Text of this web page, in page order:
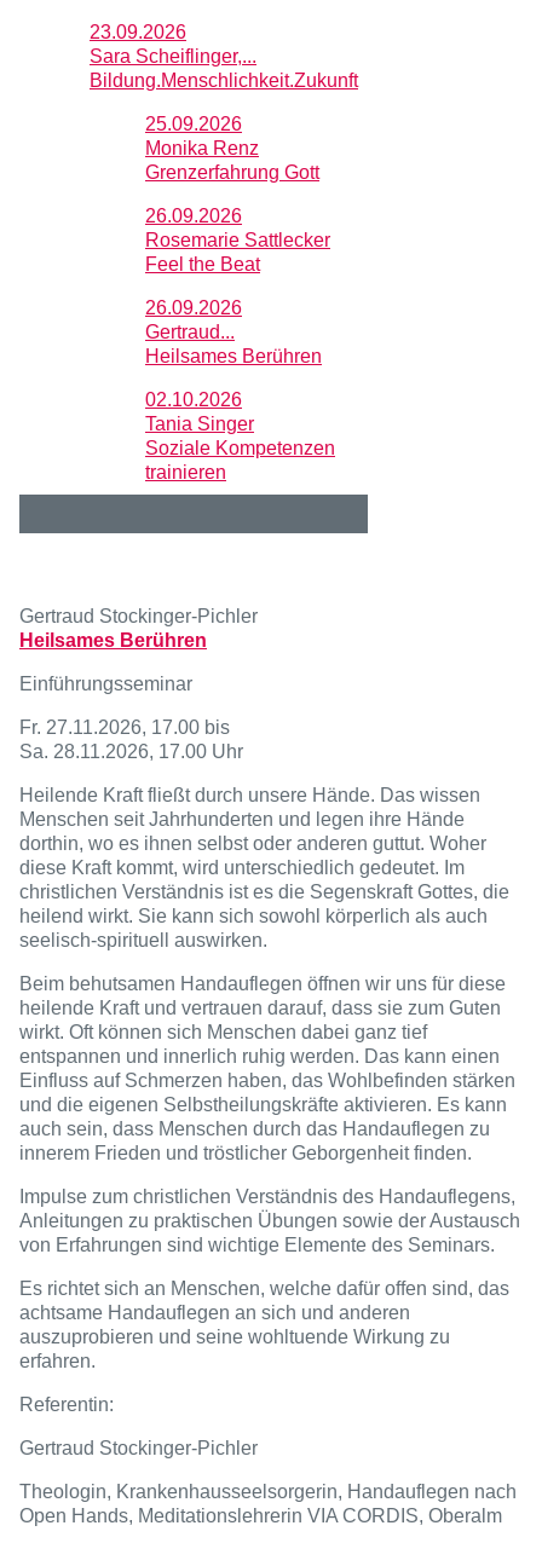
23.09.2026
Sara Scheiflinger,...
Bildung.Menschlichkeit.Zukunft
25.09.2026
Monika Renz
Grenzerfahrung Gott
26.09.2026
Rosemarie Sattlecker
Feel the Beat
26.09.2026
Gertraud...
Heilsames Berühren
02.10.2026
Tania Singer
Soziale Kompetenzen
trainieren
Gertraud Stockinger-Pichler
Heilsames Berühren
Einführungsseminar
Fr. 27.11.2026, 17.00 bis
Sa. 28.11.2026, 17.00 Uhr
Heilende Kraft fließt durch unsere Hände. Das wissen
Menschen seit Jahrhunderten und legen ihre Hände
dorthin, wo es ihnen selbst oder anderen guttut. Woher
diese Kraft kommt, wird unterschiedlich gedeutet. Im
christlichen Verständnis ist es die Segenskraft Gottes, die
heilend wirkt. Sie kann sich sowohl körperlich als auch
seelisch-spirituell auswirken.
Beim behutsamen Handauflegen öffnen wir uns für diese
heilende Kraft und vertrauen darauf, dass sie zum Guten
wirkt. Oft können sich Menschen dabei ganz tief
entspannen und innerlich ruhig werden. Das kann einen
Einfluss auf Schmerzen haben, das Wohlbefinden stärken
und die eigenen Selbstheilungskräfte aktivieren. Es kann
auch sein, dass Menschen durch das Handauflegen zu
innerem Frieden und tröstlicher Geborgenheit finden.
Impulse zum christlichen Verständnis des Handauflegens,
Anleitungen zu praktischen Übungen sowie der Austausch
von Erfahrungen sind wichtige Elemente des Seminars.
Es richtet sich an Menschen, welche dafür offen sind, das
achtsame Handauflegen an sich und anderen
auszuprobieren und seine wohltuende Wirkung zu
erfahren.
Referentin:
Gertraud Stockinger-Pichler
Theologin, Krankenhausseelsorgerin, Handauflegen nach
Open Hands, Meditationslehrerin VIA CORDIS, Oberalm